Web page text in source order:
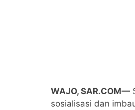
WAJO, SAR.COM—
sosialisasi dan